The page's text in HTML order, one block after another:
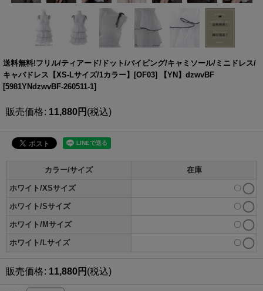
送料無料!フリル/ティアード/ドット/パイピング/キャミソール/ミニドレス/
キャバドレス【XS-Lサイズ/1カラー】[OF03] 【YN】dzwvBF
[5981YNdzwvBF-260511-1]
販売価格: 11,880円 (税込)
カラー/サイズ 在庫
ホワイト/XSサイズ 〇
ホワイト/Sサイズ 〇
ホワイト/Mサイズ 〇
ホワイト/Lサイズ 〇
販売価格: 11,880円 (税込)